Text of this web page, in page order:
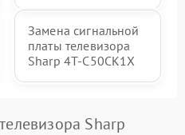
Замена сигнальной
платы телевизора
Sharp 4T-C50CK1X
Sharp